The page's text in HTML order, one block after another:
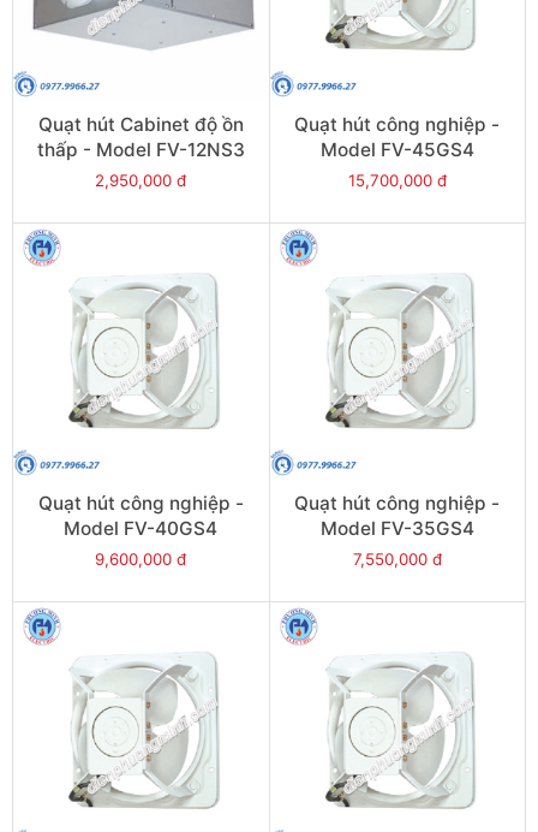
Quạt hút Cabinet độ ồn
thấp - Model FV-12NS3
2,950,000 đ
Quạt hút công nghiệp -
Model FV-45GS4
15,700,000 đ
Quạt hút công nghiệp -
Model FV-40GS4
9,600,000 đ
Quạt hút công nghiệp -
Model FV-35GS4
7,550,000 đ